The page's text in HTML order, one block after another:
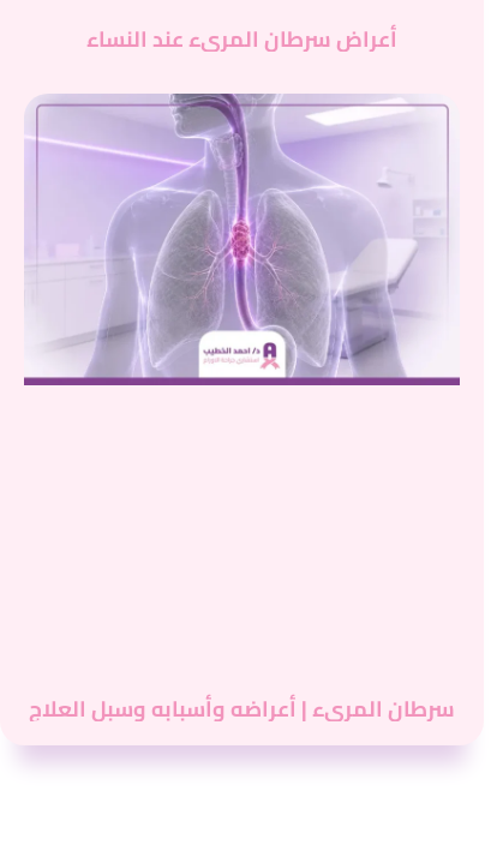
أعراض سرطان المريء عند النساء
سرطان المريء | أعراضه وأسبابه وسبل العلاج